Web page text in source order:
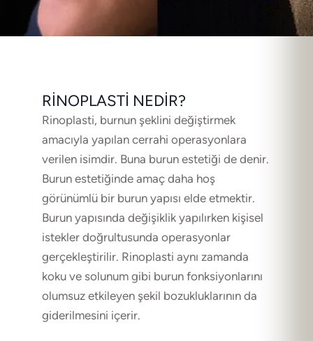
RINOPLASTI NEDIR?
Rinoplasti, burnun şeklini değiştirmek
amacıyla yapılan cerrahi operasyonlara
verilen isimdir. Buna burun estetiği de denir.
Burun estetiğinde amaç daha hoş
görünümlü bir burun yapısı elde etmektir.
Burun yapısında değişiklik yapılırken kişisel
istekler doğrultusunda operasyonlar
gerçekleştirilir. Rinoplasti aynı zamanda
koku ve solunum gibi burun fonksiyonlarını
olumsuz etkileyen şekil bozukluklarının da
giderilmesini içerir.